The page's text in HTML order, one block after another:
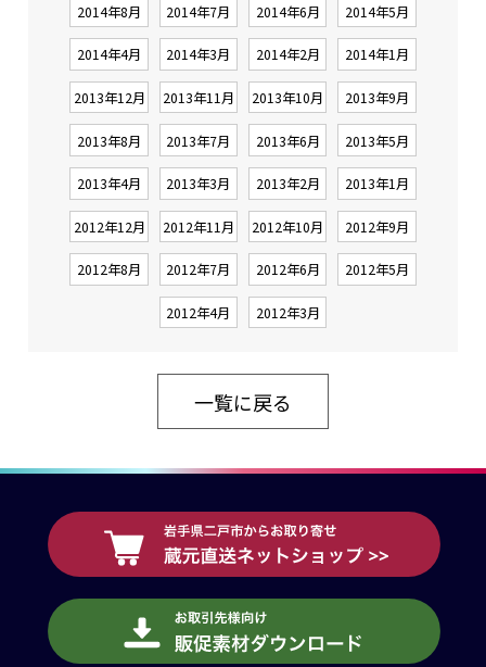
2014年8月 2014年7月 2014年6月 2014年5月
2014年4月 2014年3月 2014年2月 2014年1月
2013年12月 2013年11月 2013年10月 2013年9月
2013年8月 2013年7月 2013年6月 2013年5月
2013年4月 2013年3月 2013年2月 2013年1月
2012年12月 2012年11月 2012年10月 2012年9月
2012年8月 2012年7月 2012年6月 2012年5月
2012年4月 2012年3月
一覧に戻る